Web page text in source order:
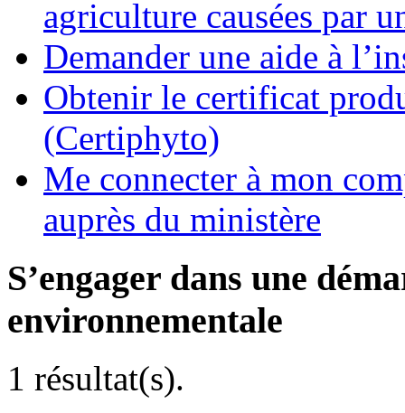
agriculture causées par
Demander une aide à
Obtenir le certificat
(Certiphyto)
Me connecter à mon
auprès du ministère
S’engager dans une
environnementale
1 résultat(s).